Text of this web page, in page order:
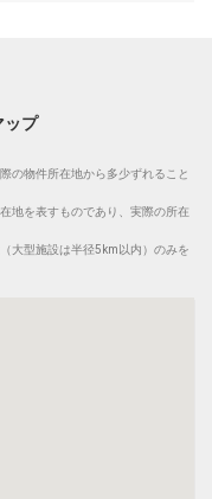
ップ
の物件所在地から多少ずれること
地を表すものであり、実際の所在
大型施設は半径5km以内）のみを